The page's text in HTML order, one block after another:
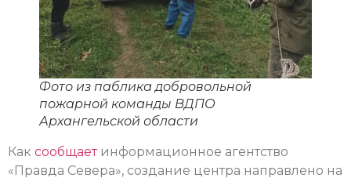
Фото из паблика добровольной
пожарной команды ВДПО
Архангельской области
Как сообщаетинформационное агентство
«Правда Севера», создание центра направлено на